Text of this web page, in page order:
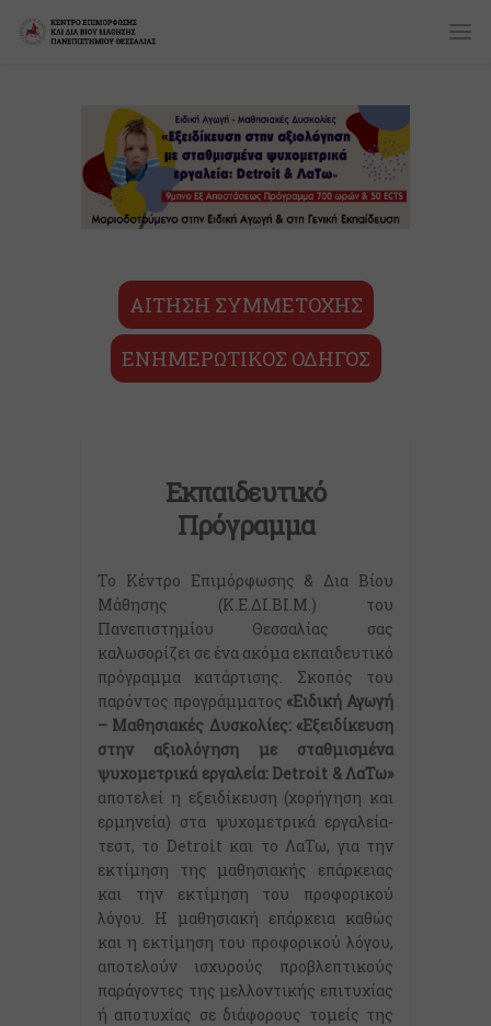
ΑΙΤΗΣΗ ΣΥΜΜΕΤΟΧΗΣ
ΕΝΗΜΕΡΩΤΙΚΟΣ ΟΔΗΓΟΣ
Εκπαιδευτικό
Πρόγραμμα
Το Κέντρο Επιμόρφωσης & Δια Βίου
Μάθησης (Κ.Ε.ΔΙ.ΒΙ.Μ.) του
Πανεπιστημίου Θεσσαλίας σας
καλωσορίζει σε ένα ακόμα εκπαιδευτικό
πρόγραμμα κατάρτισης. Σκοπός του
παρόντος προγράμματος«Ειδική Αγωγή
– Μαθησιακές Δυσκολίες: «Εξειδίκευση
στην αξιολόγηση με σταθμισμένα
ψυχομετρικά εργαλεία: Detroit & ΛαΤω»
αποτελεί η εξειδίκευση (χορήγηση και
ερμηνεία) στα ψυχομετρικά εργαλεία-
τεστ, το Detroit και το ΛαΤω, για την
εκτίμηση της μαθησιακής επάρκειας
και την εκτίμηση του προφορικού
λόγου. Η μαθησιακή επάρκεια καθώς
και η εκτίμηση του προφορικού λόγου,
αποτελούν ισχυρούς προβλεπτικούς
παράγοντες της μελλοντικής επιτυχίας
ή αποτυχίας σε διάφορους τομείς της